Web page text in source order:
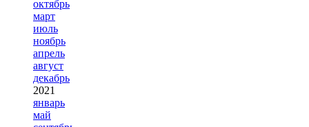
октябрь
март
июль
ноябрь
апрель
август
декабрь
2021
январь
май